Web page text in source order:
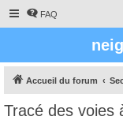
FAQ
Accueil du forum
Tracé des voies